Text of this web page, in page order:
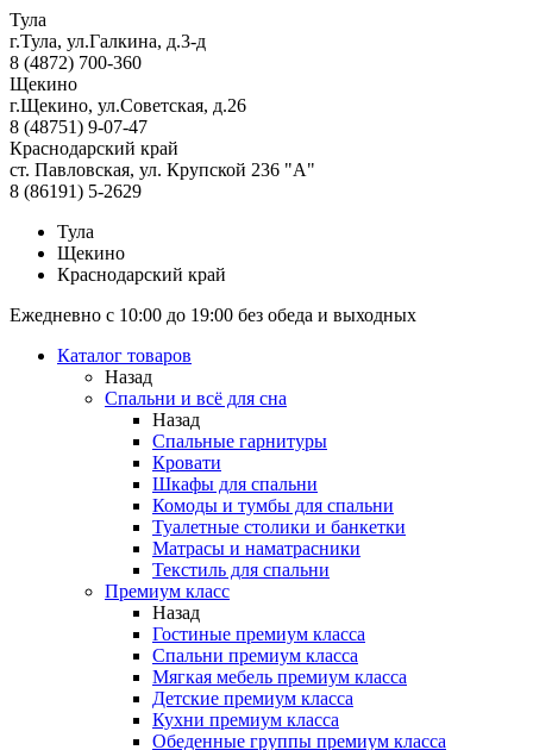
Тула
г.Тула, ул.Галкина, д.3-д
8 (4872) 700-360
Щекино
г.Щекино, ул.Советская, д.26
8 (48751) 9-07-47
Краснодарский край
ст. Павловская, ул. Крупской 236 "А"
8 (86191) 5-2629
Тула
Щекино
Краснодарский край
Ежедневно с 10:00 до 19:00 без обеда и выходных
Каталог товаров
Назад
Спальни и всё для сна
Назад
Спальные гарнитуры
Кровати
Шкафы для спальни
Комоды и тумбы для спальни
Туалетные столики и банкетки
Матрасы и наматрасники
Текстиль для спальни
Премиум класс
Назад
Гостиные премиум класса
Спальни премиум класса
Мягкая мебель премиум класса
Детские премиум класса
Кухни премиум класса
Обеденные группы премиум класса